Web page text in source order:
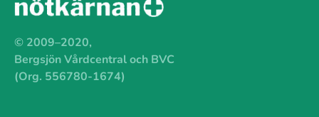
© 2009–2020,
Bergsjön Vårdcentral och BVC
(Org. 556780-1674)